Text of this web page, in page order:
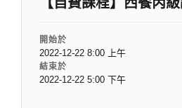
開始於
2022-12-22 8:00 上午
結束於
2022-12-22 5:00 下午